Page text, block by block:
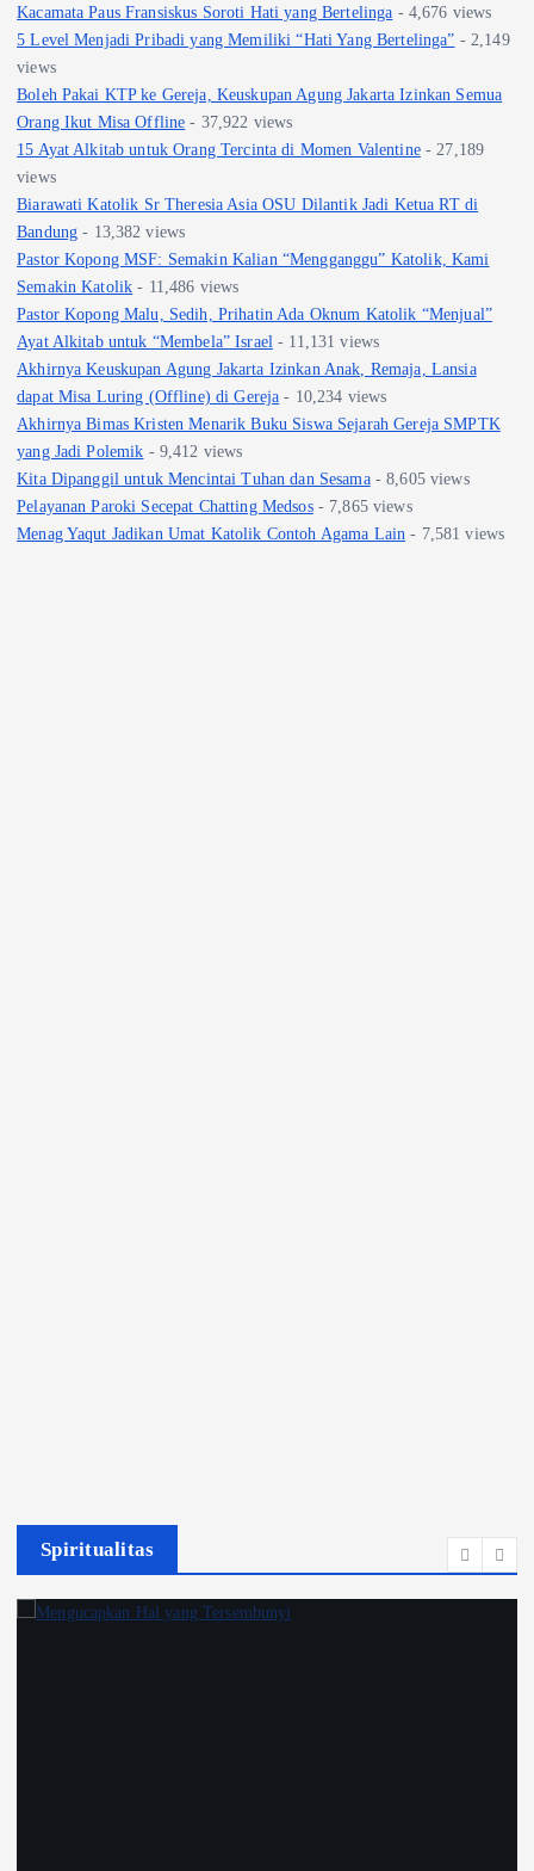
Kacamata Paus Fransiskus Soroti Hati yang Bertelinga - 4,676 views
5 Level Menjadi Pribadi yang Memiliki “Hati Yang Bertelinga” - 2,149
views
Boleh Pakai KTP ke Gereja, Keuskupan Agung Jakarta Izinkan Semua
Orang Ikut Misa Offline - 37,922 views
15 Ayat Alkitab untuk Orang Tercinta di Momen Valentine- 27,189
views
Biarawati Katolik Sr Theresia Asia OSU Dilantik Jadi Ketua RT di
Bandung - 13,382 views
Pastor Kopong MSF: Semakin Kalian “Mengganggu” Katolik, Kami
Semakin Katolik - 11,486 views
Pastor Kopong Malu, Sedih, Prihatin Ada Oknum Katolik “Menjual”
Ayat Alkitab untuk “Membela” Israel - 11,131 views
Akhirnya Keuskupan Agung Jakarta Izinkan Anak, Remaja, Lansia
dapat Misa Luring (Offline) di Gereja - 10,234 views
Akhirnya Bimas Kristen Menarik Buku Siswa Sejarah Gereja SMPTK
yang Jadi Polemik - 9,412 views
Kita Dipanggil untuk Mencintai Tuhan dan Sesama- 8,605 views
Pelayanan Paroki Secepat Chatting Medsos- 7,865 views
Menag Yaqut Jadikan Umat Katolik Contoh Agama Lain - 7,581 views
Spiritualitas